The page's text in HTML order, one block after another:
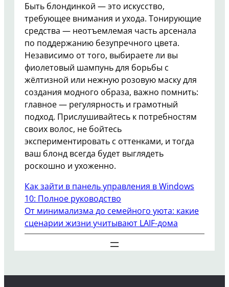
Быть блондинкой — это искусство,
требующее внимания и ухода. Тонирующие
средства — неотъемлемая часть арсенала
по поддержанию безупречного цвета.
Независимо от того, выбираете ли вы
фиолетовый шампунь для борьбы с
жёлтизной или нежную розовую маску для
создания модного образа, важно помнить:
главное — регулярность и грамотный
подход. Прислушивайтесь к потребностям
своих волос, не бойтесь
экспериментировать с оттенками, и тогда
ваш блонд всегда будет выглядеть
роскошно и ухоженно.
Как зайти в панель управления в Windows
10: Полное руководство
От минимализма до семейного уюта: какие
сценарии жизни учитывают LAIF-дома